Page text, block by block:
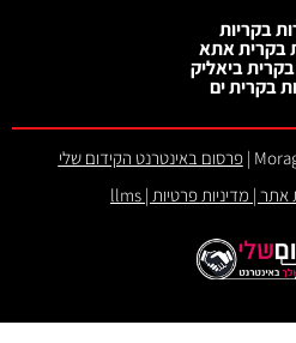
בקריות
בקרית אתא
ביאליק
בקרית ים
פרסום באינטרנט הקידום שלי
אתר | מדיניות פרטיות |
llms